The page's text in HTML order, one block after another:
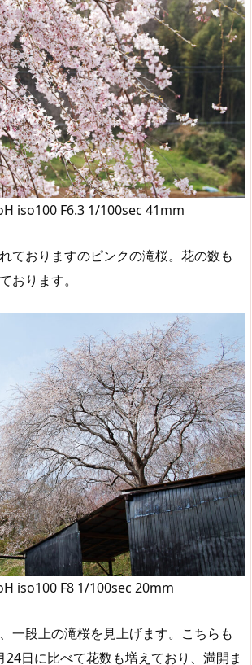
iso100 F6.3 1/100sec 41mm
ておりますのピンクの滝桜。花の数も
おります。
iso100 F8 1/100sec 20mm
一段上の滝桜を見上げます。こちらも
日に比べて花数も増えており、満開ま